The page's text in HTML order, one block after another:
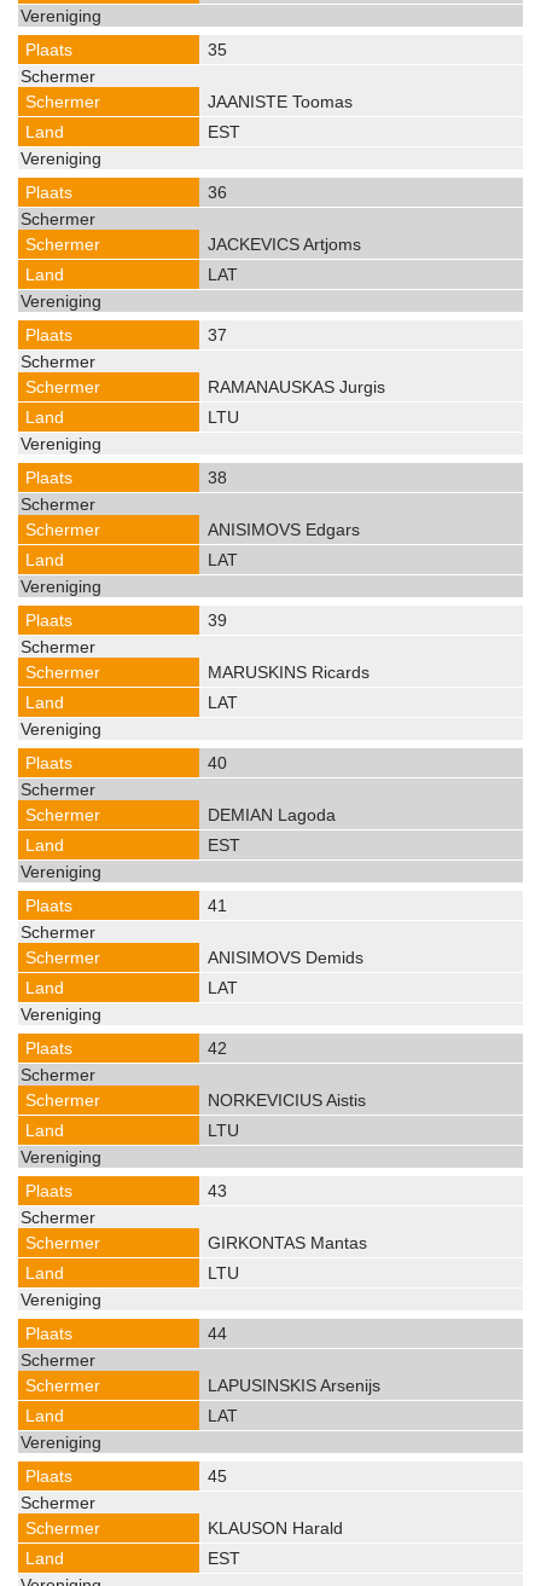
35
JAANISTE Toomas
EST
36
JACKEVICS Artjoms
LAT
37
RAMANAUSKAS Jurgis
LTU
38
ANISIMOVS Edgars
LAT
39
MARUSKINS Ricards
LAT
40
DEMIAN Lagoda
EST
41
ANISIMOVS Demids
LAT
42
NORKEVICIUS Aistis
LTU
43
GIRKONTAS Mantas
LTU
44
LAPUSINSKIS Arsenijs
LAT
45
KLAUSON Harald
EST